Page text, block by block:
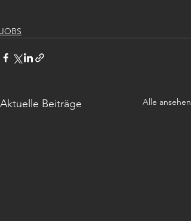
JOBS
Aktuelle Beiträge Alle ansehen